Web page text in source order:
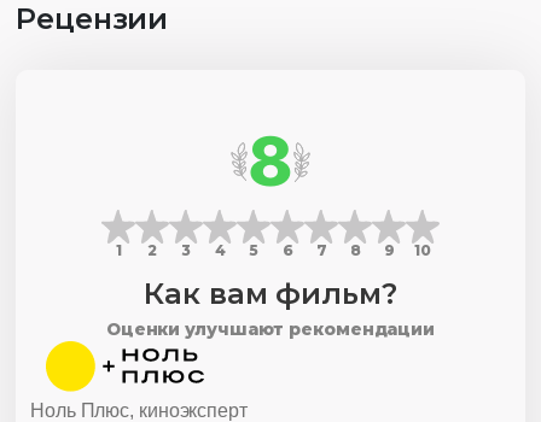
Рецензии
8
1 2 3 4 5 6 7 8 9 10
Как вам фильм?
Оценки улучшают рекомендации
Ноль Плюс, киноэксперт